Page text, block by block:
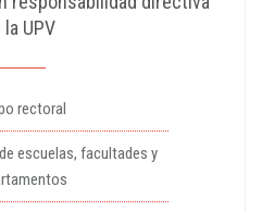
la UPV
rectoral
escuelas, facultades y